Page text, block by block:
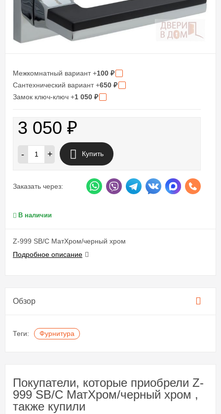
Межкомнатный вариант +100 ₽
Сантехнический вариант +650 ₽
Замок ключ-ключ +1 050 ₽
3 050 ₽
- + Купить
Заказать через:
В наличии
Z-999 SB/C МатХром/черный хром
Подробное описание
Обзор
Теги: Фурнитура
Покупатели, которые приобрели Z-
999 SB/C МатХром/черный хром ,
также купили